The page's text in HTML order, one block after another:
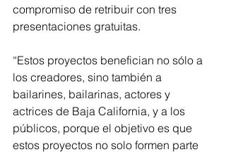
compromiso de retribuir con tres
presentaciones gratuitas.
“Estos proyectos benefician no sólo a
los creadores, sino también a
bailarines, bailarinas, actores y
actrices de Baja California, y a los
públicos, porque el objetivo es que
estos proyectos no solo formen parte